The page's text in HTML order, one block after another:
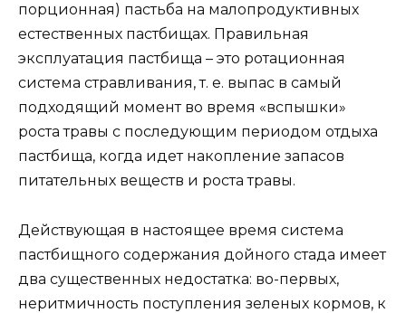
порционная) пастьба на малопродуктивных
естественных пастбищах. Правильная
эксплуатация пастбища – это ротационная
система стравливания, т. е. выпас в самый
подходящий момент во время «вспышки»
роста травы с последующим периодом отдыха
пастбища, когда идет накопление запасов
питательных веществ и роста травы.
Действующая в настоящее время система
пастбищного содержания дойного стада имеет
два существенных недостатка: во-первых,
неритмичность поступления зеленых кормов, к